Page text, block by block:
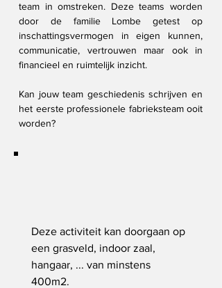
team in omstreken. Deze teams worden
door de familie Lombe getest op
inschattingsvermogen in eigen kunnen,
communicatie, vertrouwen maar ook in
financieel en ruimtelijk inzicht.
Kan jouw team geschiedenis schrijven en
het eerste professionele fabrieksteam ooit
worden?
Deze activiteit kan doorgaan op
een grasveld, indoor zaal,
hangaar, ... van minstens
400m2.